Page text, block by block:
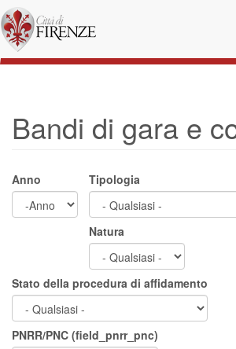
Salta al contenuto principale
Bandi di gara e
Anno Tipologia
Natura
Stato della procedura di affidamento
PNRR/PNC (field_pnrr_pnc)